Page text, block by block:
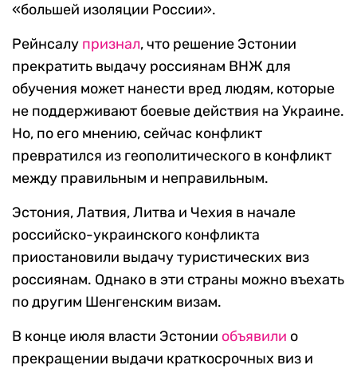
«большей изоляции России».
Рейнсалу признал, что решение Эстонии
прекратить выдачу россиянам ВНЖ для
обучения может нанести вред людям, которые
не поддерживают боевые действия на Украине.
Но, по его мнению, сейчас конфликт
превратился из геополитического в конфликт
между правильным и неправильным.
Эстония, Латвия, Литва и Чехия в начале
российско-украинского конфликта
приостановили выдачу туристических виз
россиянам. Однако в эти страны можно въехать
по другим Шенгенским визам.
В конце июля власти Эстонии объявили о
прекращении выдачи краткосрочных виз и